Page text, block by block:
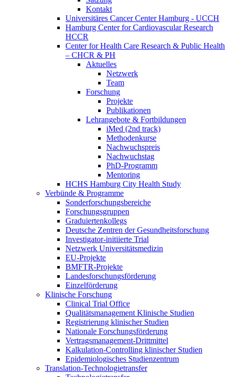
Kontakt
Universitäres Cancer Center Hamburg - UCCH
Hamburg Center for Cardiovascular Research
HCCR
Center for Health Care Research & Public Health
– CHCR & PH
Aktuelles
Netzwerk
Team
Forschung
Projekte
Publikationen
Lehrangebote & Fortbildungen
iMed (2nd track)
Methodenkurse
Nachwuchspreis
Nachwuchstag
PhD-Programm
Mentoring
HCHS Hamburg City Health Study
Verbünde & Programme
Sonderforschungsbereiche
Forschungsgruppen
Graduiertenkollegs
Deutsche Zentren der Gesundheitsforschung
Investigator-initiierte Trial
Netzwerk Universitätsmedizin
EU-Projekte
BMFTR-Projekte
Landesforschungsförderung
Einzelförderung
Klinische Forschung
Clinical Trial Office
Qualitätsmanagement Klinische Studien
Registrierung klinischer Studien
Nationale Forschungsförderung
Vertragsmanagement-Drittmittel
Kalkulation-Controlling klinischer Studien
Epidemiologisches Studienzentrum
Translation-Technologietransfer